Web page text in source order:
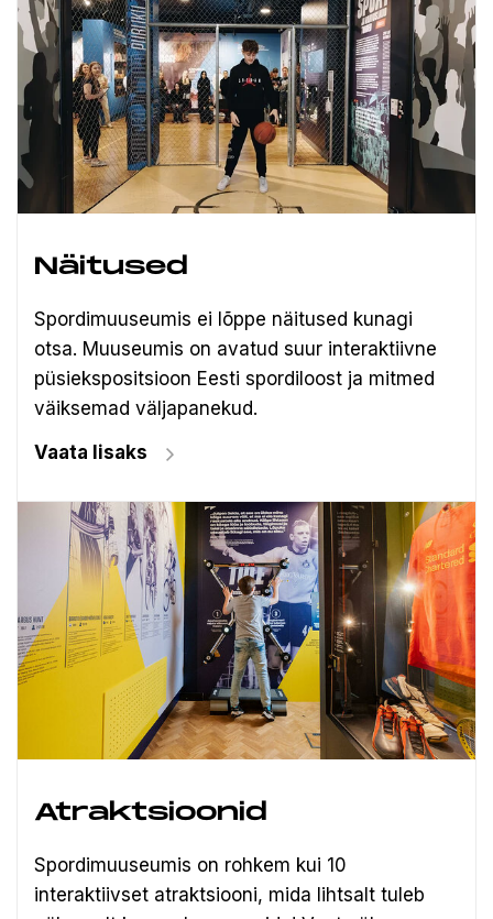
Näitused
Spordimuuseumis ei lõppe näitused kunagi
otsa. Muuseumis on avatud suur interaktiivne
püsiekspositsioon Eesti spordiloost ja mitmed
väiksemad väljapanekud.
Vaata lisaks
Atraktsioonid
Spordimuuseumis on rohkem kui 10
interaktiivset atraktsiooni, mida lihtsalt tuleb